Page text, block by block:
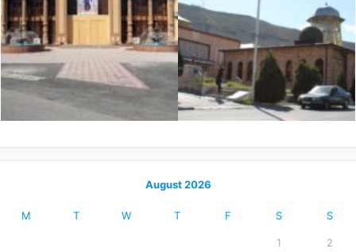
August 2026
M T W T F S S
1 2